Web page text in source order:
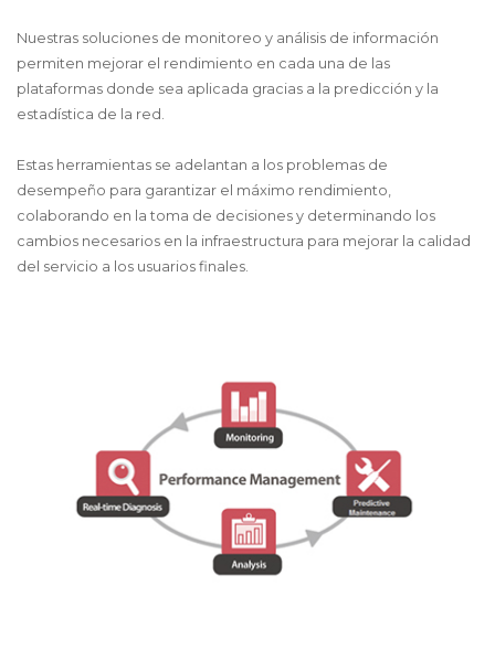
Nuestras soluciones de monitoreo y análisis de información
permiten mejorar el rendimiento en cada una de las
plataformas donde sea aplicada gracias a la predicción y la
estadística de la red.
Estas herramientas se adelantan a los problemas de
desempeño para garantizar el máximo rendimiento,
colaborando en la toma de decisiones y determinando los
cambios necesarios en la infraestructura para mejorar la calidad
del servicio a los usuarios finales.